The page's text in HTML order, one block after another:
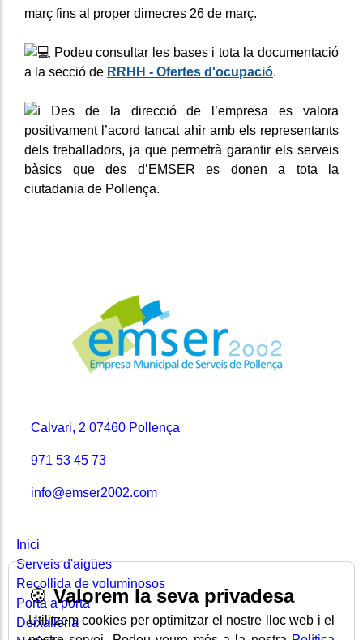
març fins al proper dimecres 26 de març.
Podeu consultar les bases i tota la documentació
a la secció de RRHH - Ofertes d'ocupació.
Des de la direcció de l’empresa es valora
positivament l’acord tancat ahir amb els representants
dels treballadors, ja que permetrà garantir els serveis
bàsics que des d’EMSER es donen a tota la
ciutadania de Pollença.
Calvari, 2 07460 Pollença
971 53 45 73
info@emser2002.com
Inici
Serveis d'aigües
Recollida de voluminosos
Porta a porta
Deixalleria
🍪Valorem la seva privadesa
Utilitzem cookies per optimitzar el nostre lloc web i el